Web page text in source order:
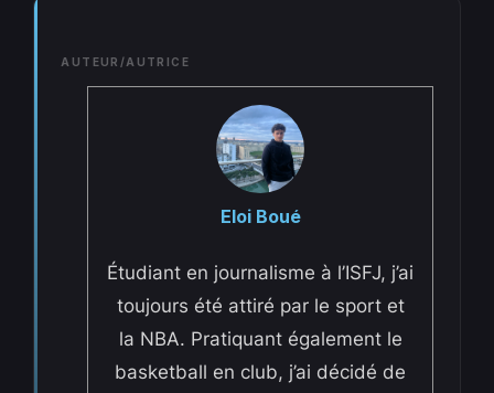
AUTEUR/AUTRICE
Eloi Boué
Étudiant en journalisme à l’ISFJ, j’ai
toujours été attiré par le sport et
la NBA. Pratiquant également le
basketball en club, j’ai décidé de